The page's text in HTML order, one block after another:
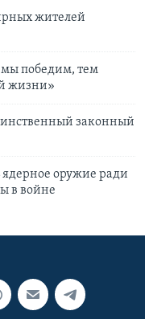
жителей
мы победим, тем
жизни»
законный
оружие ради
в войне